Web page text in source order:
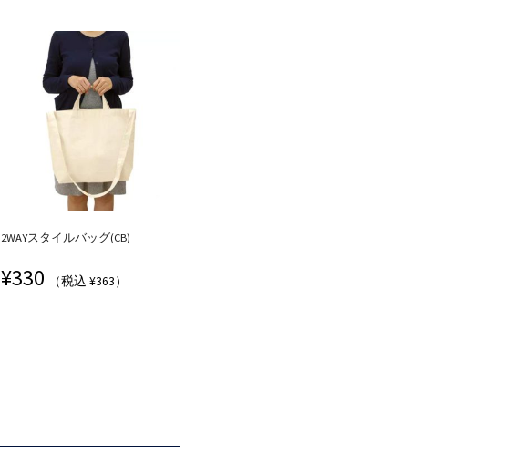
2WAYスタイルバッグ(CB)
¥330 （税込 ¥363）